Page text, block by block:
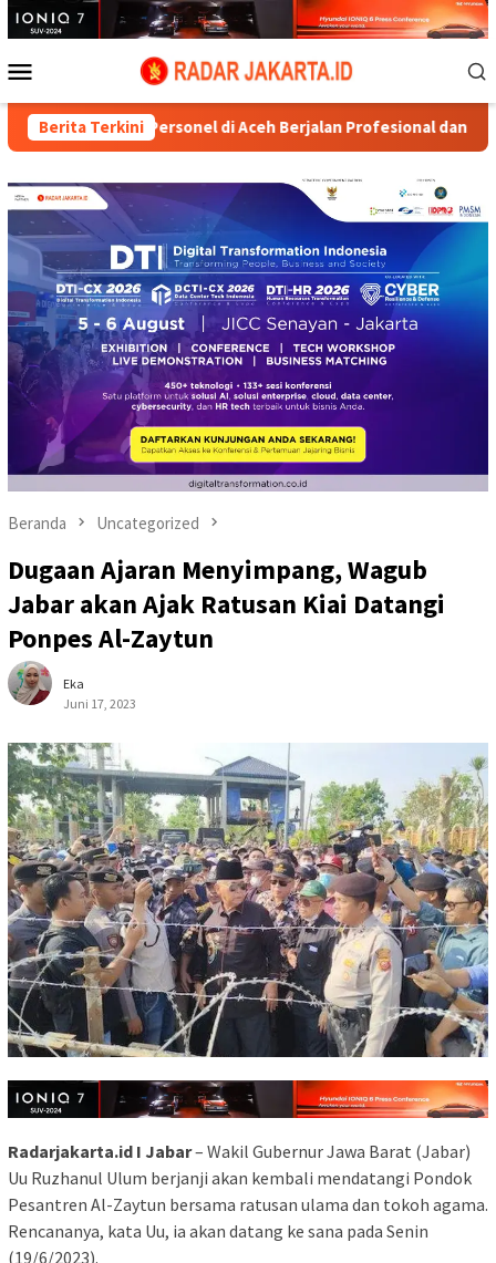
Loncat
ke
Mobile
Berita Terkini
Personel di Aceh Berjalan Profesional dan Transparan
Beranda Uncategorized
Dugaan Ajaran Menyimpang, Wagub
Jabar akan Ajak Ratusan Kiai Datangi
Ponpes Al-Zaytun
Eka
Juni 17, 2023
Radarjakarta.id I Jabar– Wakil Gubernur Jawa Barat (Jabar)
Uu Ruzhanul Ulum berjanji akan kembali mendatangi Pondok
Pesantren Al-Zaytun bersama ratusan ulama dan tokoh agama.
Rencananya, kata Uu, ia akan datang ke sana pada Senin
(19/6/2023).